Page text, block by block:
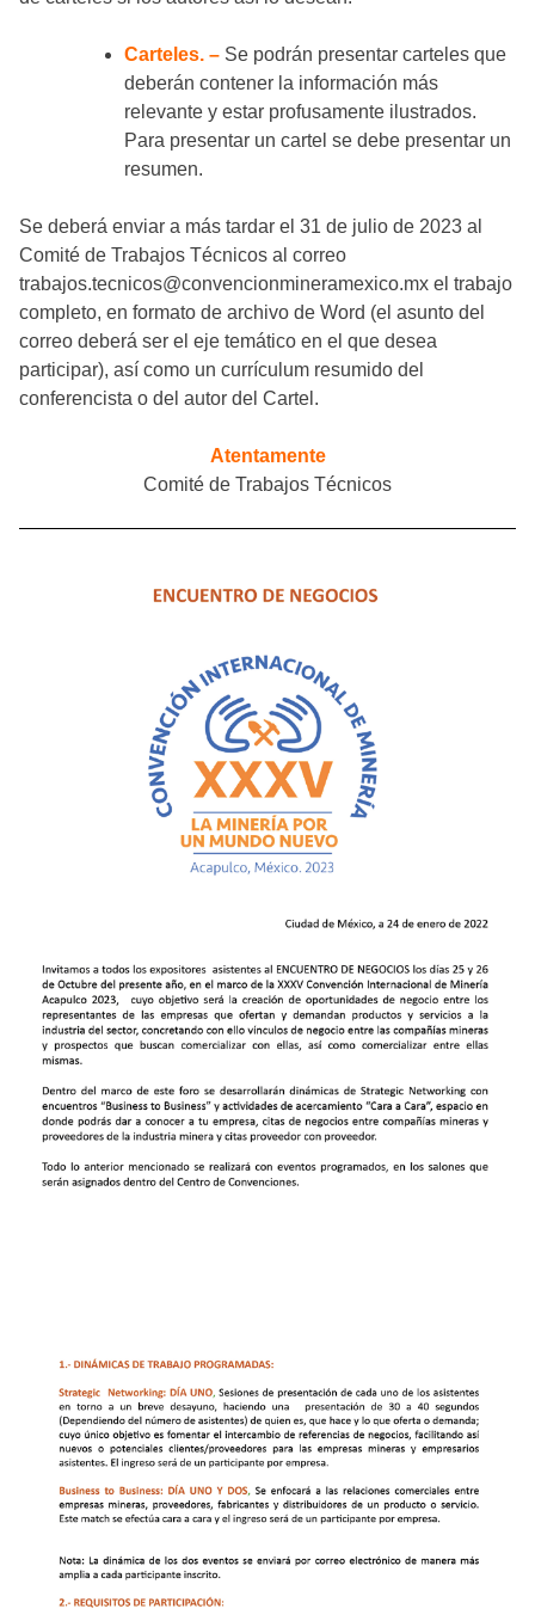
Carteles. – Se podrán presentar carteles que
deberán contener la información más
relevante y estar profusamente ilustrados.
Para presentar un cartel se debe presentar un
resumen.
Se deberá enviar a más tardar el 31 de julio de 2023 al
Comité de Trabajos Técnicos al correo
trabajos.tecnicos@convencionmineramexico.mx el trabajo
completo, en formato de archivo de Word (el asunto del
correo deberá ser el eje temático en el que desea
participar), así como un currículum resumido del
conferencista o del autor del Cartel.
Atentamente
Comité de Trabajos Técnicos